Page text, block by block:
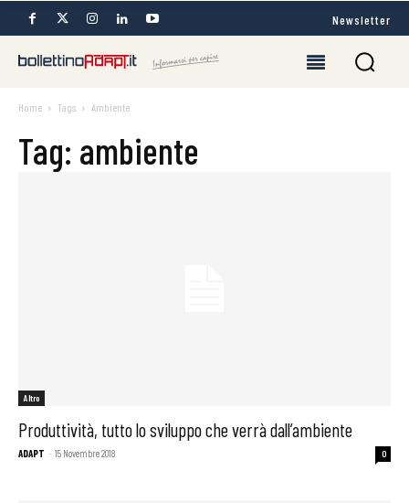
Newsletter
Home Tags Ambiente
Tag: ambiente
Altro
Produttività, tutto lo sviluppo che verrà dall’ambiente
ADAPT - 15 Novembre 2018 0